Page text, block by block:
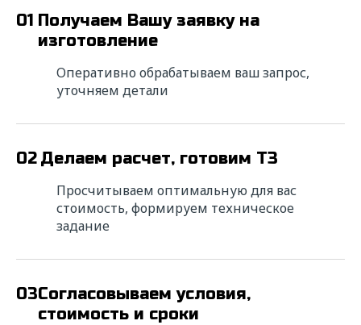
01 Получаем Вашу заявку на
изготовление
Оперативно обрабатываем ваш запрос,
уточняем детали
02 Делаем расчет, готовим ТЗ
Просчитываем оптимальную для вас
стоимость, формируем техническое
задание
03Согласовываем условия,
стоимость и сроки